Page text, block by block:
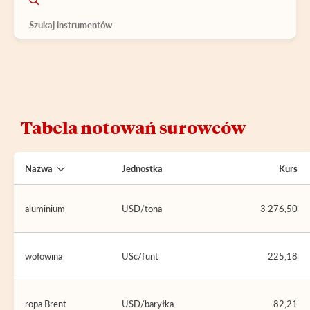
Tabela notowań surowców
Nazwa Jednostka Kurs
aluminium USD/tona 3 276,50
wołowina USc/funt 225,18
ropa Brent USD/baryłka 82,21